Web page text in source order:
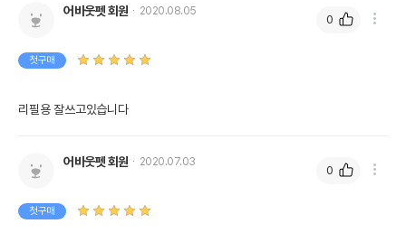
어바웃펫 회원 2020.08.05
첫구매
리필용 잘쓰고있습니다
0
어바웃펫 회원 2020.07.03
첫구매
0